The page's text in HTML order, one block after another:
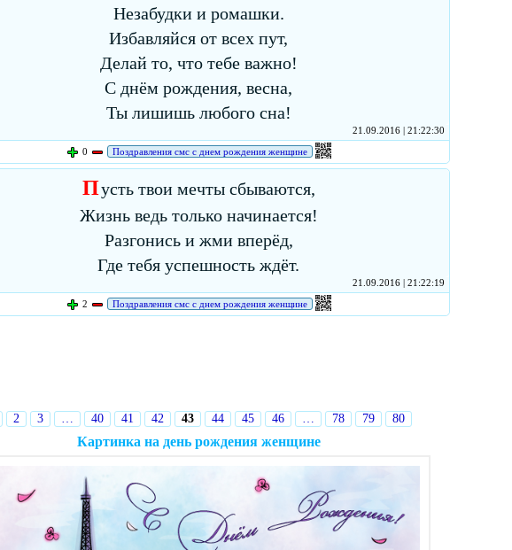
Незабудки и ромашки.
Избавляйся от всех пут,
Делай то, что тебе важно!
С днём рождения, весна,
Ты лишишь любого сна!
21.09.2016 | 21:22:30
0
Поздравления смс с днем рождения женщине
Пусть твои мечты сбываются,
Жизнь ведь только начинается!
Разгонись и жми вперёд,
Где тебя успешность ждёт.
21.09.2016 | 21:22:19
2
Поздравления смс с днем рождения женщине
2 3 … 40 41 42 43 44 45 46 … 78 79 80
Картинка на день рождения женщине